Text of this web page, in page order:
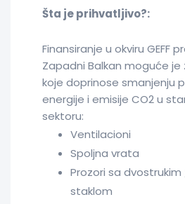
Šta je prihvatljivo?:
Finansiranje u okviru GEFF
Zapadni Balkan moguće
koje doprinose smanjenju
energije i emisije CO2 u
sektoru:
Ventilacioni
Spoljna vrata
Prozori sa
staklom